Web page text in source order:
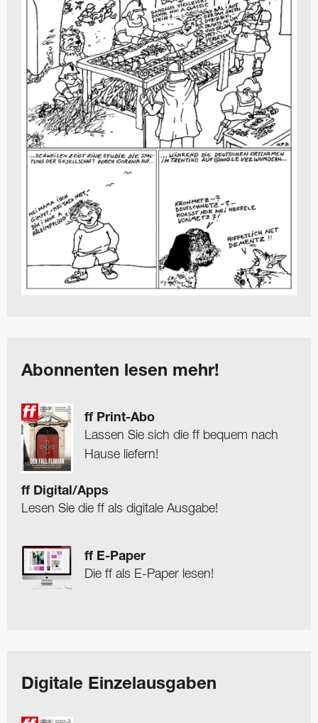
Abonnenten lesen mehr!
ff Print-Abo
Lassen Sie sich die ff bequem nach
Hause liefern!
ff Digital/Apps
Lesen Sie die ff als digitale Ausgabe!
ff E-Paper
Die ff als E-Paper lesen!
Digitale Einzelausgaben